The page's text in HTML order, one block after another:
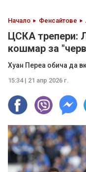
Начало Фенсайтове
ЦСКА трепери:
кошмар за
Хуан Переа обича да
15:34 | 21 апр 2026 г.